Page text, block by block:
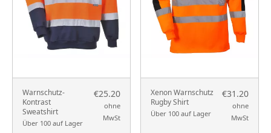
Warnschutz-
Kontrast
Sweatshirt
Über 100 auf Lager
€25.20
ohne
MwSt
Xenon Warnschutz
Rugby Shirt
Über 100 auf Lager
€31.20
ohne
MwSt